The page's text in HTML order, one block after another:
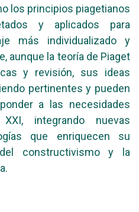
los principios piagetianos
y aplicados para
más individualizado y
aunque la teoría de Piaget
y revisión, sus ideas
pertinentes y pueden
a las necesidades
integrando nuevas
que enriquecen su
constructivismo y la